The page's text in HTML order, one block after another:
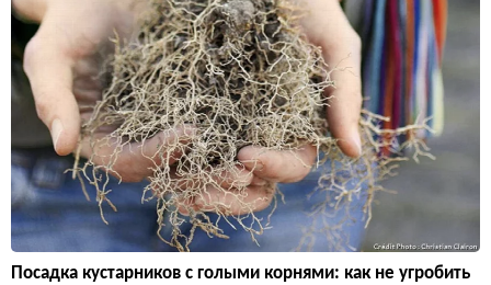
Посадка кустарников с голыми корнями: как не угробить